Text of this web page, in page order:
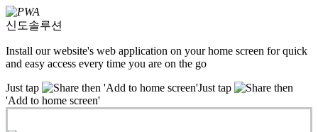
신도솔루션
Install our website's web application on your home screen for quick
and easy access every time you are on the go
Just tap
then 'Add to home screen'Just tap
then
'Add to home screen'